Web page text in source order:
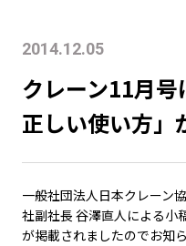
2014.12.05
クレーン11月
正しい使い方」
一般社団法人日本クレーン
社副社長 谷澤直人による小
が掲載されましたのでお知ら